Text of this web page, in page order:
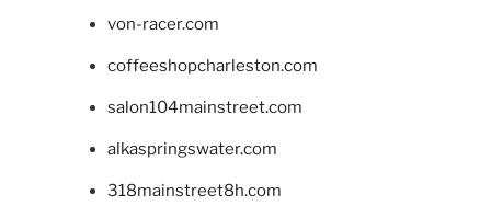
von-racer.com
coffeeshopcharleston.com
salon104mainstreet.com
alkaspringswater.com
318mainstreet8h.com